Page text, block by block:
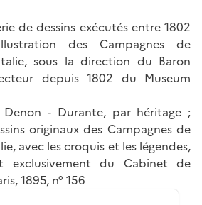
de dessins exécutés entre 1802
des Campagnes de
sous la direction du Baron
depuis 1802 du Museum
- Durante, par héritage ;
originaux des Campagnes de
avec les croquis et les légendes,
exclusivement du Cabinet de
1895, n° 156